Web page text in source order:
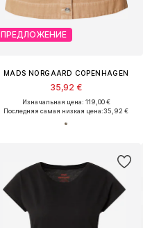
ПРЕДЛОЖЕНИЕ
MADS NORGAARD COPENHAGEN
35,92 €
Изначальная цена: 119,00 €
Последняя самая низкая цена:35,92 €